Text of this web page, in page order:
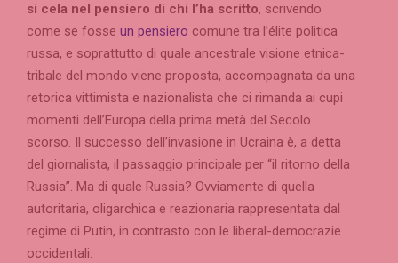
si cela nel pensiero di chi l’ha scritto, scrivendo
come se fosse un pensiero comune tra l’élite politica
russa, e soprattutto di quale ancestrale visione etnica-
tribale del mondo viene proposta, accompagnata da una
retorica vittimista e nazionalista che ci rimanda ai cupi
momenti dell’Europa della prima metà del Secolo
scorso. Il successo dell’invasione in Ucraina è, a detta
del giornalista, il passaggio principale per “il ritorno della
Russia”. Ma di quale Russia? Ovviamente di quella
autoritaria, oligarchica e reazionaria rappresentata dal
regime di Putin, in contrasto con le liberal-democrazie
occidentali.